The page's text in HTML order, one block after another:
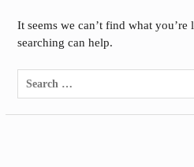
It seems we can’t find what you’re
searching can help.
Search
for: